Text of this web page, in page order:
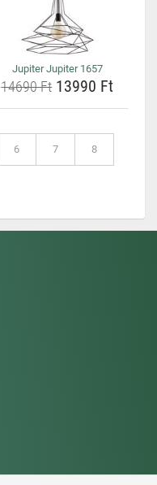
Jupiter Jupiter 1657
14690 Ft13990 Ft
6 7 8